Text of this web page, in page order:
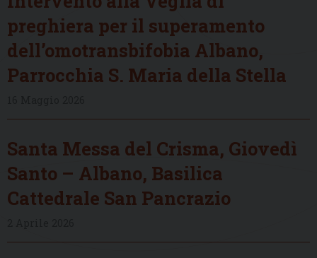
preghiera per il superamento
dell’omotransbifobia Albano,
Parrocchia S. Maria della Stella
Santa Messa del Crisma, Giovedì
Santo – Albano, Basilica
Cattedrale San Pancrazio